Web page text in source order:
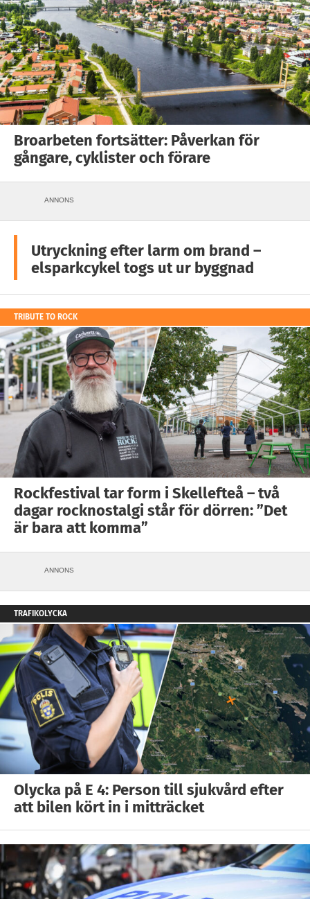
Broarbeten fortsätter: Påverkan för
gångare, cyklister och förare
ANNONS
Utryckning efter larm om brand –
elsparkcykel togs ut ur byggnad
TRIBUTE TO ROCK
Rockfestival tar form i Skellefteå – två
dagar rocknostalgi står för dörren: ”Det
är bara att komma”
ANNONS
TRAFIKOLYCKA
Olycka på E 4: Person till sjukvård efter
att bilen kört in i mitträcket